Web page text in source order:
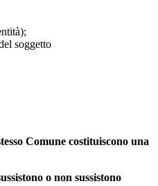
soggetto
Comune costituiscono una
o non sussistono